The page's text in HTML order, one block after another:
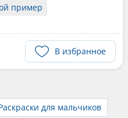
пример
В избранное
для мальчиков